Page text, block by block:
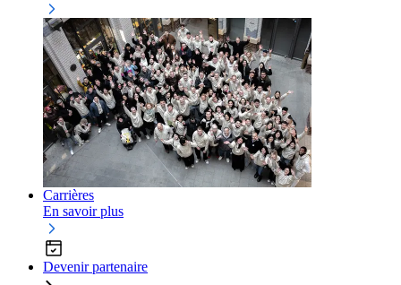
Carrières
En savoir plus
Devenir partenaire